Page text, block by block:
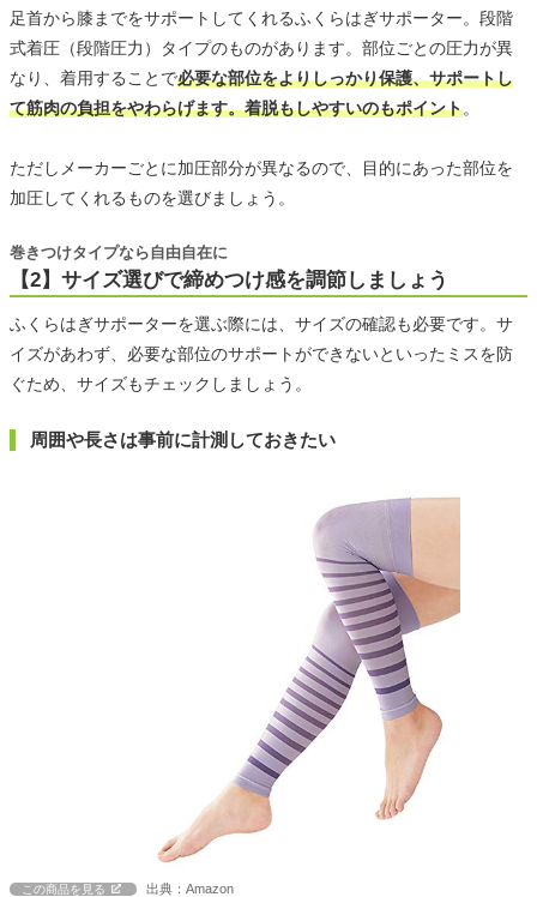
足首から膝までをサポートしてくれるふくらはぎサポーター。段階
式着圧（段階圧力）タイプのものがあります。部位ごとの圧力が異
なり、着用することで必要な部位をよりしっかり保護、サポートし
て筋肉の負担をやわらげます。着脱もしやすいのもポイント。
ただしメーカーごとに加圧部分が異なるので、目的にあった部位を
加圧してくれるものを選びましょう。
【2】サイズ選びで締めつけ感を調節しましょう
巻きつけタイプなら自由自在に
ふくらはぎサポーターを選ぶ際には、サイズの確認も必要です。サ
イズがあわず、必要な部位のサポートができないといったミスを防
ぐため、サイズもチェックしましょう。
周囲や長さは事前に計測しておきたい
この商品を見る 出典：Amazon